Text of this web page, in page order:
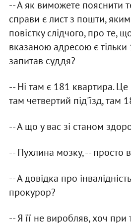
-- А як виможете пояснити
справи є лист з пошти,
повiстку слiдчого, про те,
вказаною адресою є тiльки
запитав суддя?
-- Нi там є 181 квартира.
там четвертий пiд'їзд, там
-- А що у вас зi станом
-- Пухлина мозку, -- просто
-- А довiдка про iнвалiднiсть
прокурор?
-- Я її не виробляв, хоч при